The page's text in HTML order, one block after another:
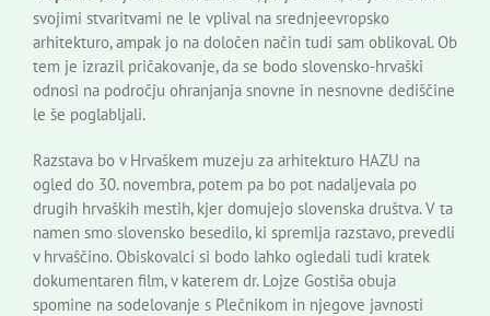
svojimi stvaritvami ne le vplival na srednjeevropsko
arhitekturo, ampak jo na določen način tudi sam oblikoval. Ob
tem je izrazil pričakovanje, da se bodo slovensko-hrvaški
odnosi na področju ohranjanja snovne in nesnovne dediščine
le še poglabljali.
Razstava bo v Hrvaškem muzeju za arhitekturo HAZU na
ogled do 30. novembra, potem pa bo pot nadaljevala po
drugih hrvaških mestih, kjer domujejo slovenska društva. V ta
namen smo slovensko besedilo, ki spremlja razstavo, prevedli
v hrvaščino. Obiskovalci si bodo lahko ogledali tudi kratek
dokumentaren film, v katerem dr. Lojze Gostiša obuja
spomine na sodelovanje s Plečnikom in njegove javnosti